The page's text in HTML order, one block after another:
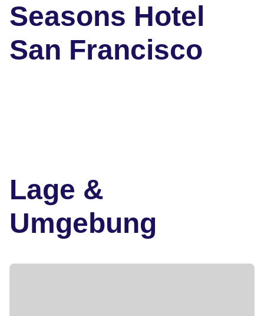
Seasons Hotel
San Francisco
Lage &
Umgebung